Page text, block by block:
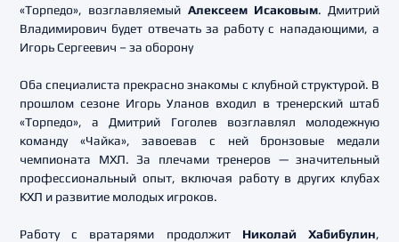
«Торпедо», возглавляемый Алексеем Исаковым. Дмитрий
Владимирович будет отвечать за работу с нападающими, а
Игорь Сергеевич – за оборону
Оба специалиста прекрасно знакомы с клубной структурой. В
прошлом сезоне Игорь Уланов входил в тренерский штаб
«Торпедо», а Дмитрий Гоголев возглавлял молодежную
команду «Чайка», завоевав с ней бронзовые медали
чемпионата МХЛ. За плечами тренеров — значительный
профессиональный опыт, включая работу в других клубах
КХЛ и развитие молодых игроков.
Работу с вратарями продолжит Николай Хабибулин,